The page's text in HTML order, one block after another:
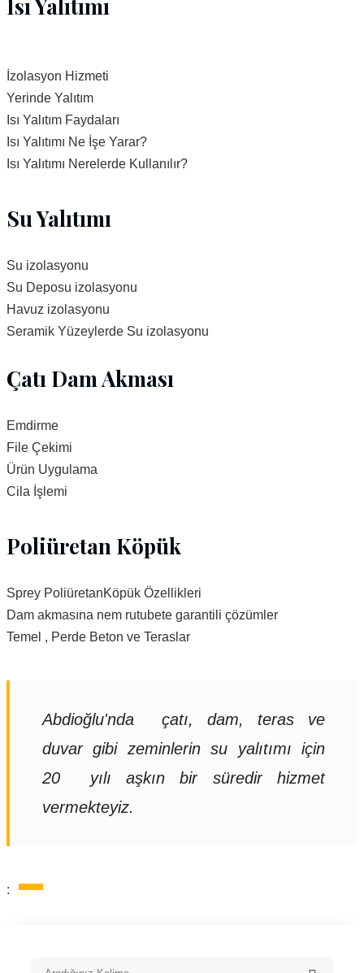
Isı Yalıtımı
İzolasyon Hizmeti
Yerinde Yalıtım
Isı Yalıtım Faydaları
Isı Yalıtımı Ne İşe Yarar?
Isı Yalıtımı Nerelerde Kullanılır?
Su Yalıtımı
Su izolasyonu
Su Deposu izolasyonu
Havuz izolasyonu
Seramik Yüzeylerde Su izolasyonu
Çatı Dam Akması
Emdirme
File Çekimi
Ürün Uygulama
Cila İşlemi
Poliüretan Köpük
Sprey PoliüretanKöpük Özellikleri
Dam akmasına nem rutubete garantili çözümler
Temel , Perde Beton ve Teraslar
Abdioğlu'nda çatı, dam, teras ve
duvar gibi zeminlerin su yalıtımı için
20 yılı aşkın bir süredir hizmet
vermekteyiz.
: